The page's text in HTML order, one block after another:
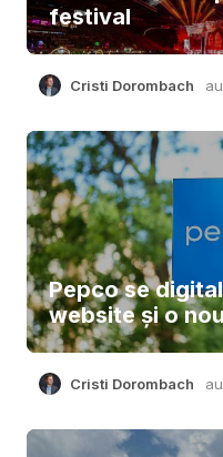
festival
Cristi Dorombach
Pepco se
website și o
Cristi Dorombach